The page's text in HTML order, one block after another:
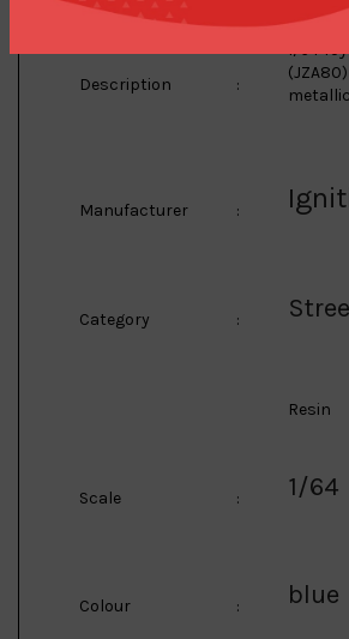
Description :
1/64
metallic
Manufacturer :
Category :
Resin
Scale : 1/64
Colour : blue